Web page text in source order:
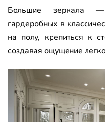
Большие зеркала —
гардеробных в
на полу, крепиться к
создавая ощущение